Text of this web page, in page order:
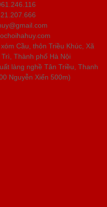
Cầu, thôn Triều Khúc, Xã
Thành phố Hà Nội
làng nghề Tân Triều, Thanh
Nguyễn Xiển 500m)